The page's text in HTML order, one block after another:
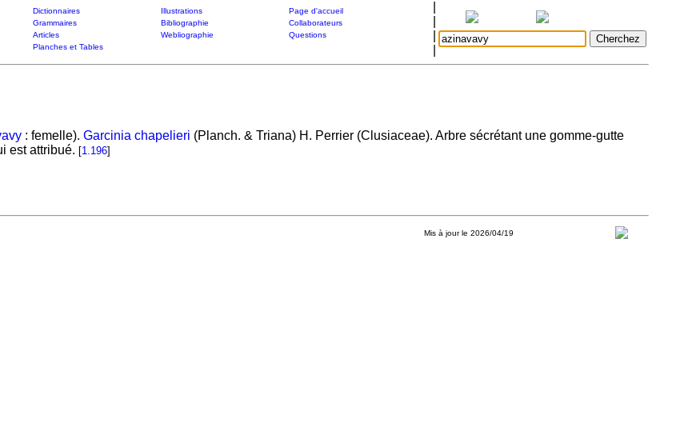
Dictionnaires Illustrations
Page d'accueil
Grammaires Bibliographie
Collaborateurs
Articles Webliographie
Questions
Planches et Tables
: femelle). Garcinia chapelieri (Planch. & Triana) H. Perrier (Clusiaceae). Arbre sécrétant une gomme-gutte
est attribué. [1.196]
Mis à jour le 2026/04/19